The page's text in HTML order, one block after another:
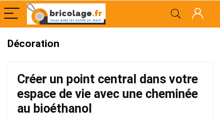
Décoration
Créer un point central dans votre
espace de vie avec une cheminée
au bioéthanol